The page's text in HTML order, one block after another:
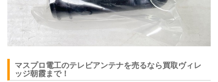
マスプロ電工のテレビアンテナを売るなら買取ヴィレ
ッジ朝霞まで！